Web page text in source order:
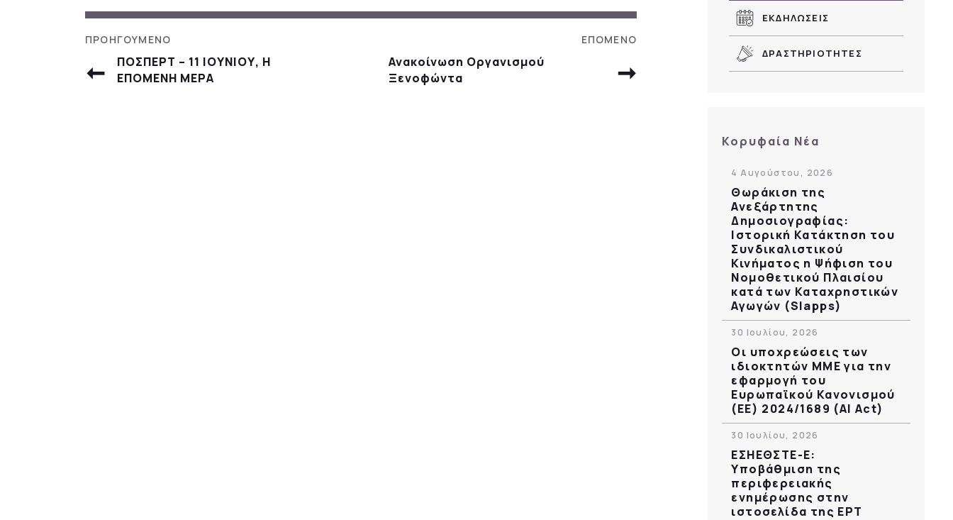
ΠΟΣΠΕΡΤ – 11 ΙΟΥΝΙΟΥ, Η
ΕΠΟΜΕΝΗ ΜΕΡΑ
Ανακοίνωση Οργανισμού
Ξενοφώντα
ΕΚΔΗΛΩΣΕΙΣ
ΔΡΑΣΤΗΡΙΟΤΗΤΕΣ
Κορυφαία Νέα
4 Αυγούστου, 2026
Θωράκιση της
Ανεξάρτητης
Δημοσιογραφίας:
Ιστορική Κατάκτηση του
Συνδικαλιστικού
Κινήματος η Ψήφιση του
Νομοθετικού Πλαισίου
κατά των Καταχρηστικών
Αγωγών (Slapps)
30 Ιουλίου, 2026
Οι υποχρεώσεις των
ιδιοκτητών ΜΜΕ για την
εφαρμογή του
Ευρωπαϊκού Κανονισμού
(ΕΕ) 2024/1689 (AI Act)
30 Ιουλίου, 2026
ΕΣΗΕΘΣΤΕ-Ε:
Υποβάθμιση της
περιφερειακής
ενημέρωσης στην
ιστοσελίδα της ΕΡΤ